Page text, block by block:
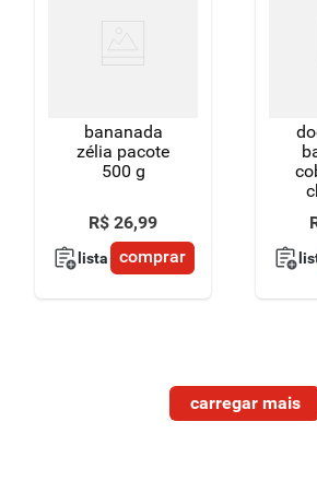
bananada
zélia pacote
500 g
R$ 26,99
lista comprar